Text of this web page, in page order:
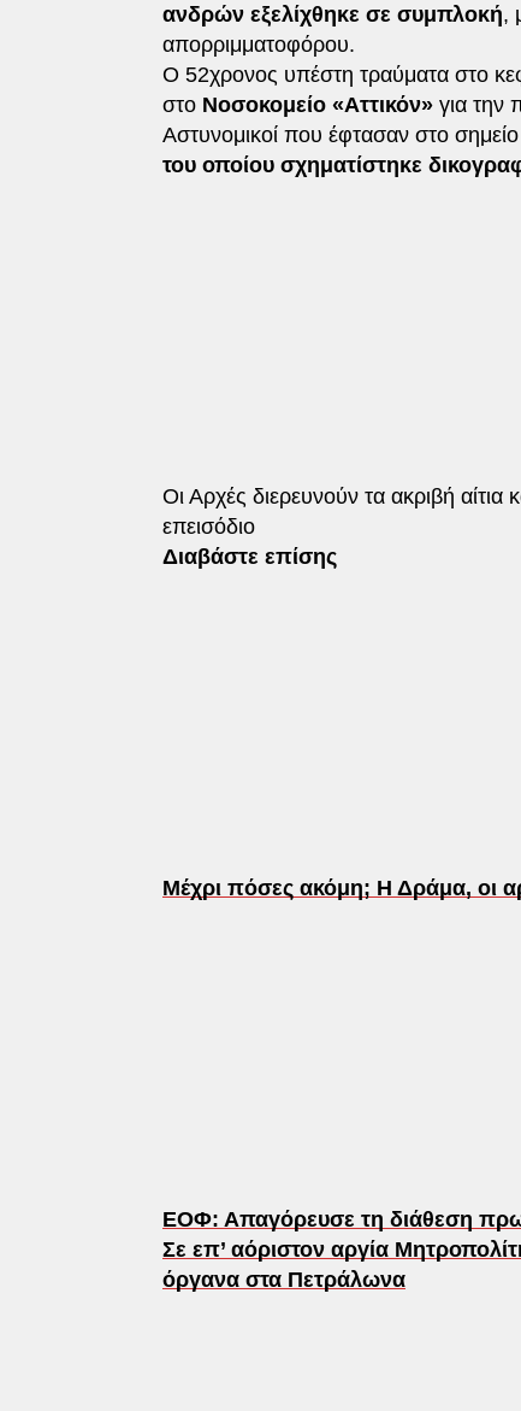
ανδρών εξελίχθηκε σε συμπλοκή,
απορριμματοφόρου.
Ο 52χρονος υπέστη τραύματα στο
στο Νοσοκομείο «Αττικόν» για την
Αστυνομικοί που έφτασαν στο
του οποίου σχηματίστηκε
Οι Αρχές διερευνούν τα ακριβή
επεισόδιο
Διαβάστε επίσης
Μέχρι πόσες ακόμη; Η Δράμα, οι
ΕΟΦ: Απαγόρευσε τη διάθεση
Σε επ’ αόριστον αργία
όργανα στα Πετράλωνα